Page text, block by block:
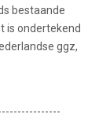
bestaande
is ondertekend
ggz,